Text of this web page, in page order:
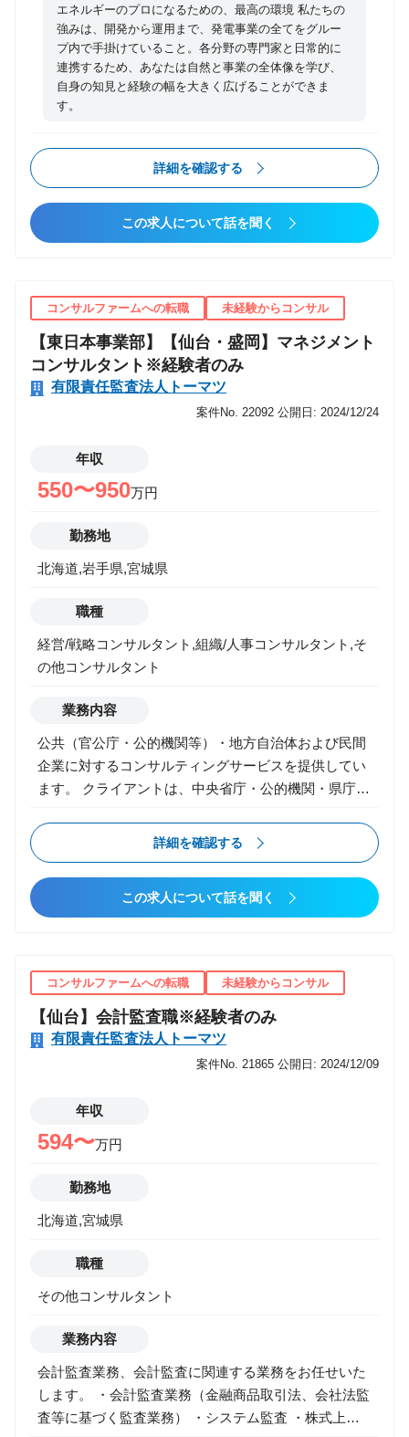
ための改善策を立案・実行します。 ・より効率的な運
営方法や、新しい技術の導入を検討し、運営コストの
最小化を目指します。 対象電源： 太陽光、小水力、
風力、バイオマス、系統用蓄電所など 【募集背景】
脱炭素社会への移行が加速し、再生可能エネルギーへ
私たちの役割は単に「発電所を創る」ことから、「創
った発電所の価値を、20年以上にわたって守り、育
み、最大化する」ことへと、より深く、重要なものへ
と進化しています。 この重要なミッションを担い、増
えすることになりました。
エネルギーのプロになるための、最高の環境 私たちの
強みは、開発から運用まで、発電事業の全てをグルー
プ内で手掛けていること。各分野の専門家と日常的に
連携するため、あなたは自然と事業の全体像を学び、
自身の知見と経験の幅を大きく広げることができま
す。
詳細を確認する
この求人について話を聞く
コンサルファームへの転職 未経験からコンサル
【東日本事業部】【仙台・盛岡】マネジメント
コンサルタント※経験者のみ
有限責任監査法人トーマツ
案件No. 22092 公開日: 2024/12/24
年収
550〜950万円
勤務地
北海道,岩手県,宮城県
職種
経営/戦略コンサルタント,組織/人事コンサルタント,そ
の他コンサルタント
業務内容
公共（官公庁・公的機関等）・地方自治体および民間
企業に対するコンサルティングサービスを提供してい
ます。 クライアントは、中央省庁・公的機関・県庁・
模・業種幅広く）となっており、以下のような案件を
取扱っています。 【�@公共（官公庁・公的機関
等）・地方自治体を対象としたコンサルティング】 近
年、官公庁・地方自治体より社会・地域課題/アジェン
支援やプラットフォーム構築運営、企業や行政のデジ
タル化・DX推進サポート等産業振興領域の案件が拡大
しており、多岐にわたるコンサルティング業務のテー
マを扱います。 ■中小企業・スタートアップ成長支援
■企業/行政/まちづくり等に係るデジタル化・DX施策 ■
策支援のための実態調査や普及支援 ■上記のほか、地
方創生/産業振興全般に係る事業立案、推進 【�A大企
業・中堅・中小企業を対象とした経営コンサルティン
課題に対する経営コンサルティングサービスを提供し
ています。 昨今は人手不足や働き方改革を背景とした
アンスの強化、サステナビリティなど経営管理におけ
る幅広い課題の解決が求められています。 ■全社ビジ
価管理制度構築 ■組織・人事制度の策定や運用 ■情報
ーション含む） ■内部統制・ガバナンス ■IPO
■M&A（財務税務デューディリジェンス・M&A後の統
合業務等） ■事業承継 ■サステナビリティ ■その他経
詳細を確認する
この求人について話を聞く
コンサルファームへの転職 未経験からコンサル
【仙台】会計監査職※経験者のみ
有限責任監査法人トーマツ
案件No. 21865 公開日: 2024/12/09
年収
594〜万円
勤務地
北海道,宮城県
職種
その他コンサルタント
業務内容
会計監査業務、会計監査に関連する業務をお任せいた
します。 ・会計監査業務（金融商品取引法、会社法監
査等に基づく監査業務） ・システム監査 ・株式上場